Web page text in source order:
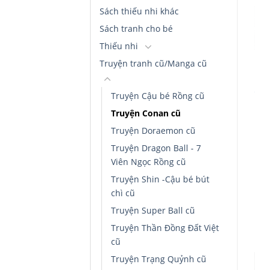
Sách thiếu nhi khác
Sách tranh cho bé
Thiếu nhi
Truyện tranh cũ/Manga cũ
Truyện Cậu bé Rồng cũ
Truyện Conan cũ
Truyện Doraemon cũ
Truyện Dragon Ball - 7
Viên Ngọc Rồng cũ
Truyện Shin -Cậu bé bút
chì cũ
Truyện Super Ball cũ
Truyện Thần Đồng Đất Việt
cũ
Truyện Trạng Quỷnh cũ